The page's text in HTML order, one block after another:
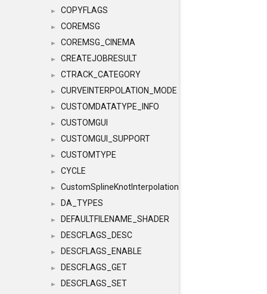
► COPYFLAGS
► COREMSG
► COREMSG_CINEMA
► CREATEJOBRESULT
► CTRACK_CATEGORY
► CURVEINTERPOLATION_MODE
► CUSTOMDATATYPE_INFO
► CUSTOMGUI
► CUSTOMGUI_SUPPORT
► CUSTOMTYPE
► CYCLE
► CustomSplineKnotInterpolation
► DA_TYPES
► DEFAULTFILENAME_SHADER
► DESCFLAGS_DESC
► DESCFLAGS_ENABLE
► DESCFLAGS_GET
► DESCFLAGS_SET